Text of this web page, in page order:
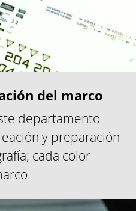
del marco
departamento
y preparación
cada color